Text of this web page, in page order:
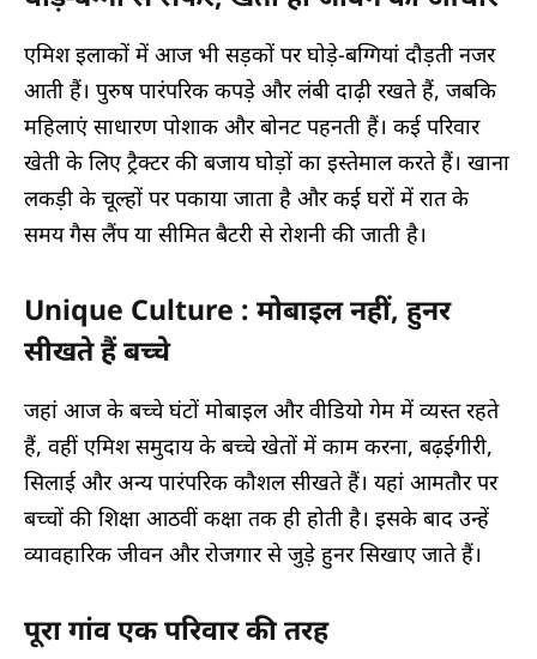
एमिश इलाकों में आज भी सड़कों पर घोड़े-बग्गियां दौड़ती नजर
आती हैं। पुरुष पारंपरिक कपड़े और लंबी दाढ़ी रखते हैं, जबकि
महिलाएं साधारण पोशाक और बोनट पहनती हैं। कई परिवार
खेती के लिए ट्रैक्टर की बजाय घोड़ों का इस्तेमाल करते हैं। खाना
लकड़ी के चूल्हों पर पकाया जाता है और कई घरों में रात के
समय गैस लैंप या सीमित बैटरी से रोशनी की जाती है।
Unique Culture : मोबाइल नहीं, हुनर
सीखते हैं बच्चे
जहां आज के बच्चे घंटों मोबाइल और वीडियो गेम में व्यस्त रहते
हैं, वहीं एमिश समुदाय के बच्चे खेतों में काम करना, बढ़ईगीरी,
सिलाई और अन्य पारंपरिक कौशल सीखते हैं। यहां आमतौर पर
बच्चों की शिक्षा आठवीं कक्षा तक ही होती है। इसके बाद उन्हें
व्यावहारिक जीवन और रोजगार से जुड़े हुनर सिखाए जाते हैं।
पूरा गांव एक परिवार की तरह